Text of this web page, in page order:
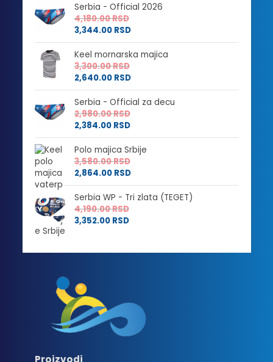
Serbia - Official 2026
4,180.00RSD
3,344.00 RSD
Keel mornarska majica
3,300.00RSD
2,640.00 RSD
Serbia - Official za decu
2,980.00RSD
2,384.00 RSD
Polo majica Srbije
3,580.00RSD
2,864.00 RSD
Serbia WP - Tri zlata (TEGET)
4,190.00RSD
3,352.00 RSD
Proizvodi